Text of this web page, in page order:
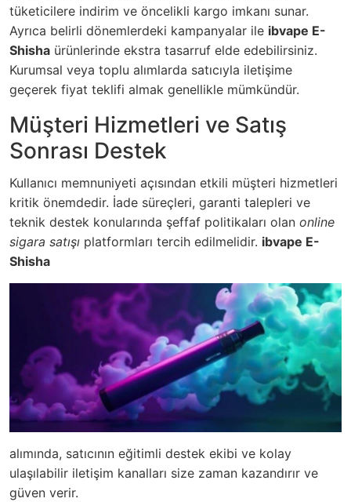
tüketicilere indirim ve öncelikli kargo imkanı sunar.
Ayrıca belirli dönemlerdeki kampanyalar ile ibvape E-
Shisha ürünlerinde ekstra tasarruf elde edebilirsiniz.
Kurumsal veya toplu alımlarda satıcıyla iletişime
geçerek fiyat teklifi almak genellikle mümkündür.
Müşteri Hizmetleri ve Satış
Sonrası Destek
Kullanıcı memnuniyeti açısından etkili müşteri hizmetleri
kritik önemdedir. İade süreçleri, garanti talepleri ve
teknik destek konularında şeffaf politikaları olan online
sigara satışı platformları tercih edilmelidir. ibvape E-
Shisha
alımında, satıcının eğitimli destek ekibi ve kolay
ulaşılabilir iletişim kanalları size zaman kazandırır ve
güven verir.